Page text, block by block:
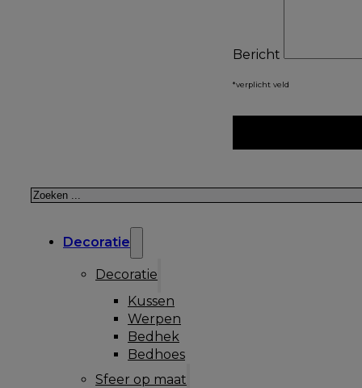
Bericht
*verplicht veld
Zoeken
Decoratie
Decoratie
Kussen
Werpen
Bedhek
Bedhoes
Sfeer op maat